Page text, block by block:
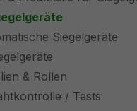
Siegelgeräte
& Rollen
/ Tests